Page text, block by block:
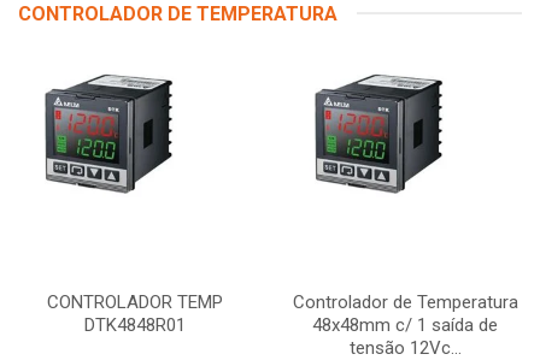
CONTROLADOR DE TEMPERATURA
CONTROLADOR TEMP
DTK4848R01
Controlador de Temperatura
48x48mm c/ 1 saída de
tensão 12Vc...